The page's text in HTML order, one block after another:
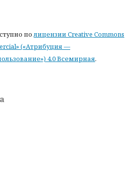
полицензии Creative Commons
(«Атрибуция —
4.0 Всемирная.